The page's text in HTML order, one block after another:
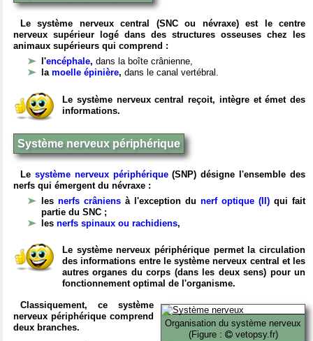
Le système nerveux central (SNC ou névraxe) est le centre
nerveux supérieur logé dans des structures osseuses chez les
animaux supérieurs qui comprend :
l'encéphale, dans la boîte crânienne,
la moelle épinière, dans le canal vertébral.
Le système nerveux central reçoit, intègre et émet des
informations.
Système nerveux périphérique
Le système nerveux périphérique(SNP) désigne l'ensemble des
nerfs qui émergent du névraxe :
les nerfs crâniens à l'exception du nerf optique (II) qui fait
partie du SNC ;
les nerfs spinaux ou rachidiens,
Le système nerveux périphérique permet la circulation
des informations entre le système nerveux central et les
autres organes du corps (dans les deux sens) pour un
fonctionnement optimal de l'organisme.
Organisation du système nerveux
(Figure :
vetopsy.fr)
Classiquement, ce système
nerveux périphérique comprend
deux branches.